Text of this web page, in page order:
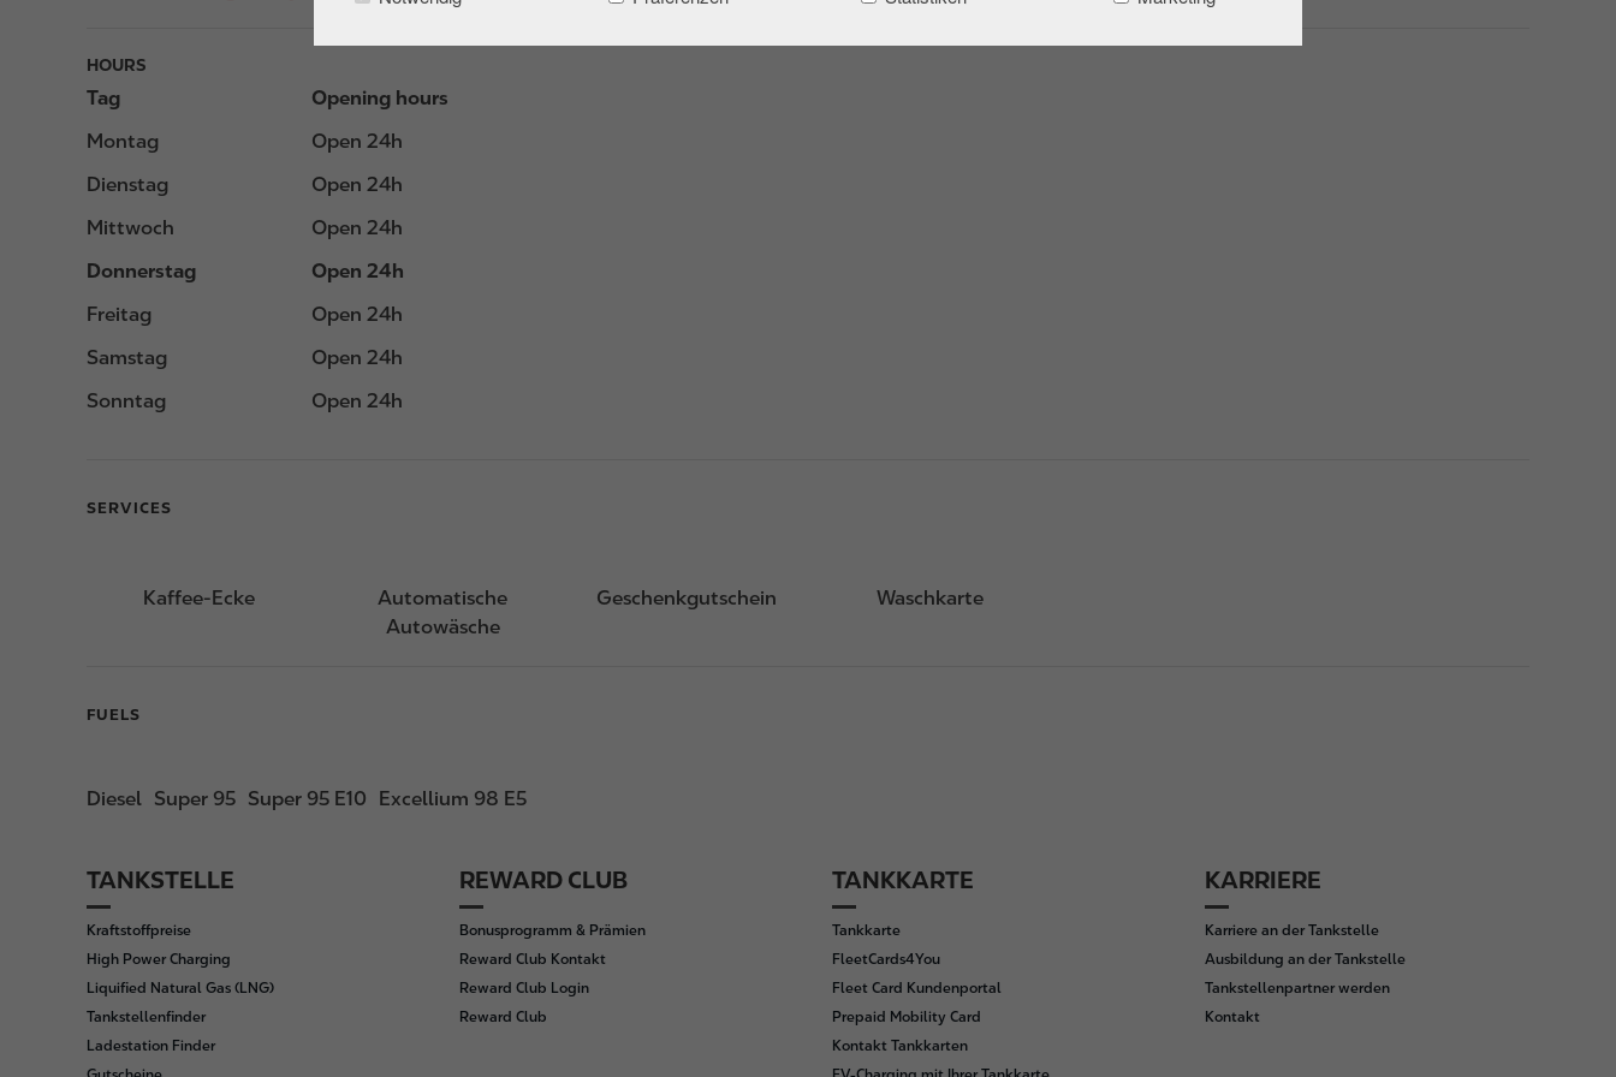
HOURS
Tag
Opening hours
Montag
Open 24h
Dienstag
Open 24h
Mittwoch
Open 24h
Donnerstag
Open 24h
Freitag
Open 24h
Samstag
Open 24h
Sonntag
Open 24h
SERVICES
Kaffee-Ecke
Automatische
Autowäsche
Geschenkgutschein Waschkarte
FUELS
Diesel Super 95 Super 95 E10 Excellium 98 E5
F
o
o
t
e
r
TANKSTELLE
Kraftstoffpreise
High Power Charging
Liquified Natural Gas (LNG)
Tankstellenfinder
Ladestation Finder
REWARD CLUB
Bonusprogramm & Prämien
Reward Club Kontakt
Reward Club Login
Reward Club
TANKKARTE
Tankkarte
FleetCards4You
Fleet Card Kundenportal
Prepaid Mobility Card
Kontakt Tankkarten
KARRIERE
Karriere an der Tankstelle
Ausbildung an der Tankstelle
Tankstellenpartner werden
Kontakt